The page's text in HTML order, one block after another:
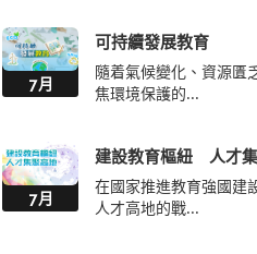
7月
可持續發展教育
隨着氣候變化、資源匱
焦環境保護的...
7月
建設教育樞紐 人才
在國家推進教育強國建
人才高地的戰...